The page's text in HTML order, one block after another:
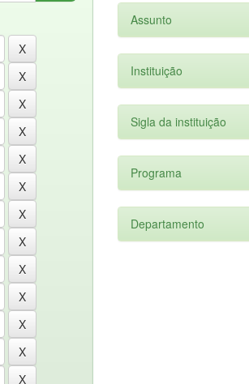
Assunto
Instituição
Sigla da instituição
Programa
Departamento